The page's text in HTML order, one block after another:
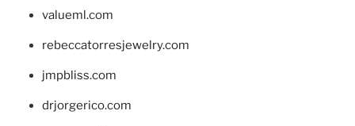
valueml.com
rebeccatorresjewelry.com
jmpbliss.com
drjorgerico.com